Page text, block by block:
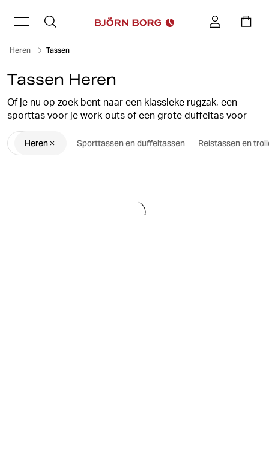
Heren Tassen
Tassen Heren
Of je nu op zoek bent naar een klassieke rugzak, een
sporttas voor je work-outs of een grote duffeltas voor
een weekendje weg, op ons kun je vertrouwen.
We hebben een ruime collectie sporttassen voor heren
en dames die veelzijdig gebruikt kunnen worden,
Heren Sporttassen en duffeltassen Reistassen en